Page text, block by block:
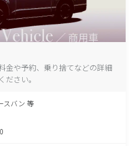
金や予約、乗り捨てなどの詳細
さい。
スバン 等